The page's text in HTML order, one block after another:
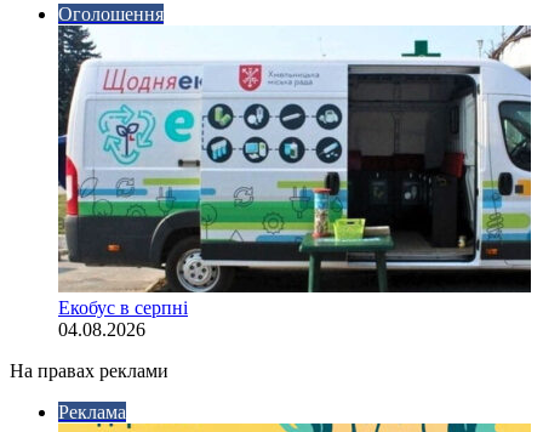
Оголошення
Екобус в серпні
04.08.2026
На правах реклами
Реклама